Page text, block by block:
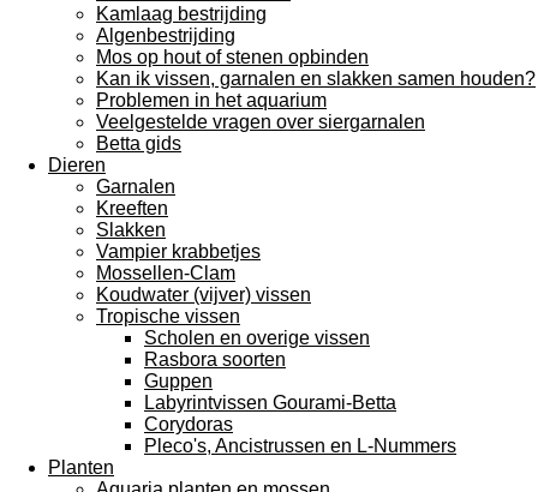
Kamlaag bestrijding
Algenbestrijding
Mos op hout of stenen opbinden
Kan ik vissen, garnalen en slakken samen houden?
Problemen in het aquarium
Veelgestelde vragen over siergarnalen
Betta gids
Dieren
Garnalen
Kreeften
Slakken
Vampier krabbetjes
Mossellen-Clam
Koudwater (vijver) vissen
Tropische vissen
Scholen en overige vissen
Rasbora soorten
Guppen
Labyrintvissen Gourami-Betta
Corydoras
Pleco's, Ancistrussen en L-Nummers
Planten